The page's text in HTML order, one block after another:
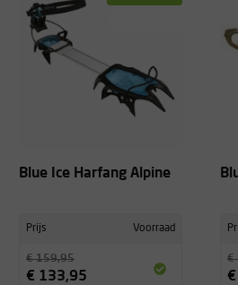
Blue Ice Harfang Alpine
Prijs Voorraad
€ 159,95
€ 133,95
€